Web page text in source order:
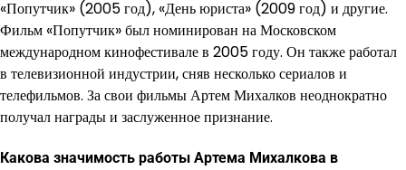
«Попутчик» (2005 год), «День юриста» (2009 год) и другие.
Фильм «Попутчик» был номинирован на Московском
международном кинофестивале в 2005 году. Он также работал
в телевизионной индустрии, сняв несколько сериалов и
телефильмов. За свои фильмы Артем Михалков неоднократно
получал награды и заслуженное признание.
Какова значимость работы Артема Михалкова в